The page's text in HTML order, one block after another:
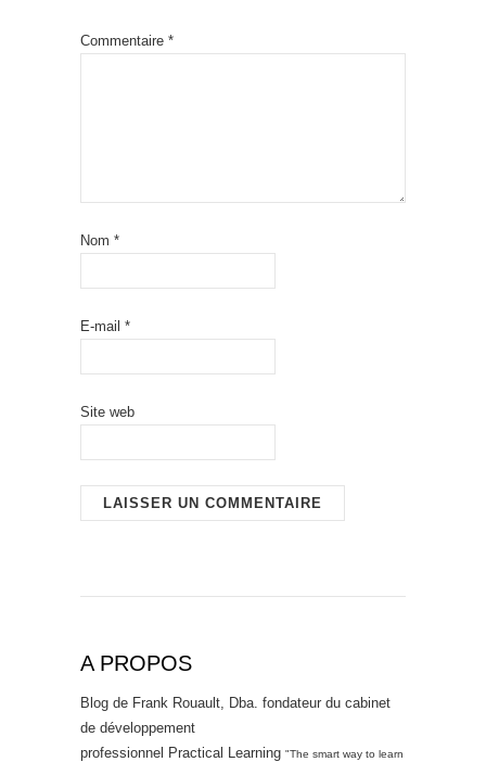
Commentaire *
Nom *
E-mail *
Site web
A PROPOS
Blog de Frank Rouault, Dba. fondateur du cabinet
de développement
professionnel Practical Learning "The smart way to learn